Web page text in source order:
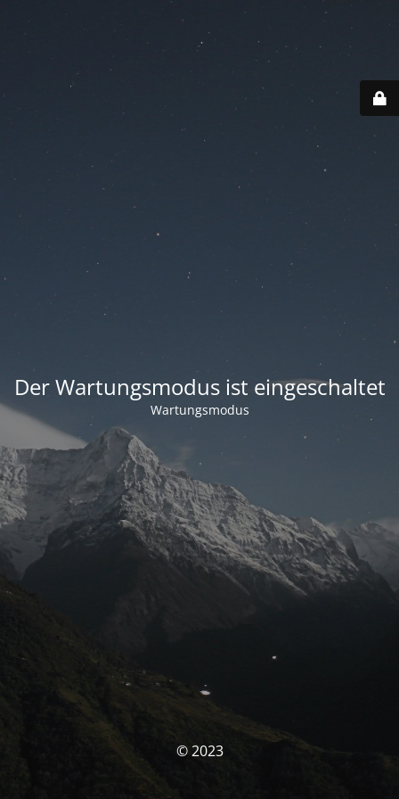
Der Wartungsmodus ist eingeschaltet
Wartungsmodus
© 2023